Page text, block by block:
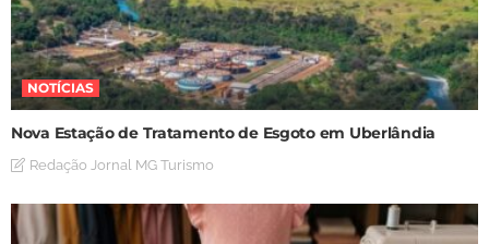
NOTÍCIAS
Nova Estação de Tratamento de Esgoto em Uberlândia
Redação Jornal MG Turismo